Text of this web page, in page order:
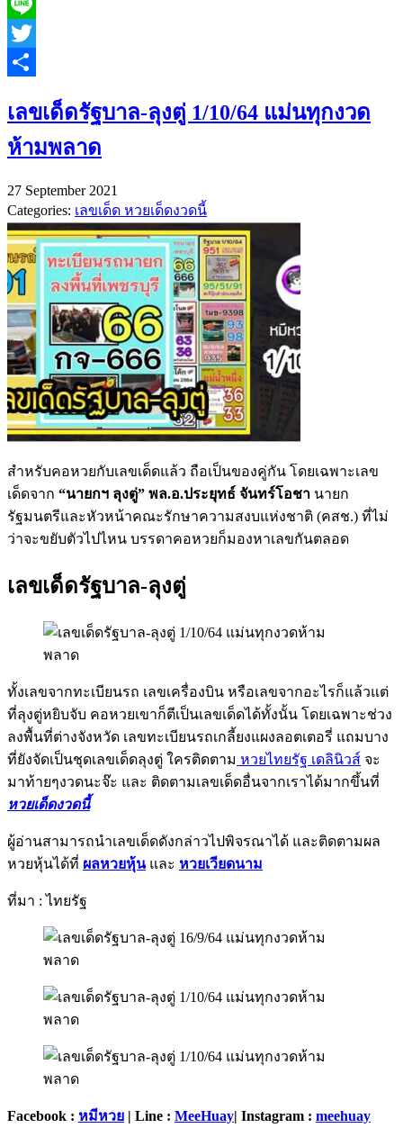
Facebook
Line
Twitter
เลขเด็ดรัฐบาล-ลุงตู่ 1/10/64 แม่นทุกงวด
ห้ามพลาด
27 September 2021
Categories: เลขเด็ด หวยเด็ดงวดนี้
สำหรับคอหวยกับเลขเด็ดแล้ว ถือเป็นของคู่กัน โดยเฉพาะเลข
เด็ดจาก “นายกฯ ลุงตู่” พล.อ.ประยุทธ์ จันทร์โอชา นายก
รัฐมนตรีและหัวหน้าคณะรักษาความสงบแห่งชาติ (คสช.) ที่ไม่
ว่าจะขยับตัวไปไหน บรรดาคอหวยก็มองหาเลขกันตลอด
เลขเด็ดรัฐบาล-ลุงตู่
ทั้งเลขจากทะเบียนรถ เลขเครื่องบิน หรือเลขจากอะไรก็แล้วแต่
ที่ลุงตู่หยิบจับ คอหวยเขาก็ตีเป็นเลขเด็ดได้ทั้งนั้น โดยเฉพาะช่วง
ลงพื้นที่ต่างจังหวัด เลขทะเบียนรถเกลี้ยงแผงลอตเตอรี่ แถมบาง
ที่ยังจัดเป็นชุดเลขเด็ดลุงตู่ ใครติดตาม หวยไทยรัฐ เดลินิวส์ จะ
มาท้ายๆงวดนะจ๊ะ และ ติดตามเลขเด็ดอื่นจากเราได้มากขึ้นที่
หวยเด็ดงวดนี้
ผู้อ่านสามารถนำเลขเด็ดดังกล่าวไปพิจรณาได้ และติดตามผล
หวยหุ้นได้ที่ ผลหวยหุ้นและ หวยเวียดนาม
ที่มา : ไทยรัฐ
Facebook : หมีหวย | Line : MeeHuay| Instagram : meehuay